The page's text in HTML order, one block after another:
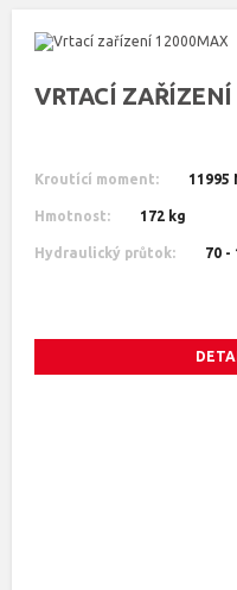
VRTACÍ
Kroutící moment: 11995
Hmotnost: 172 kg
Hydraulický průtok: 70 -